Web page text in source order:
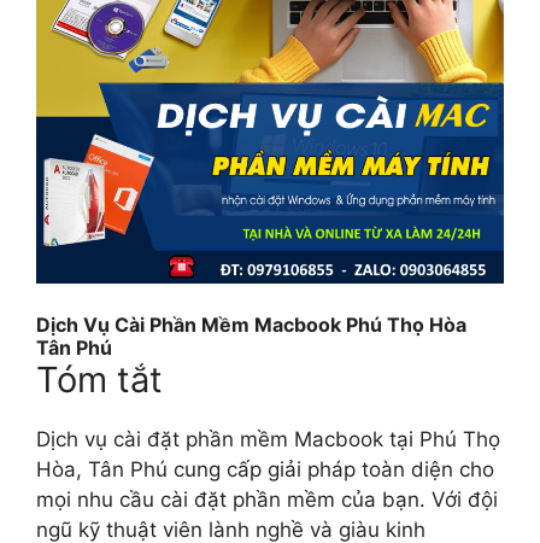
Dịch Vụ Cài Phần Mềm Macbook Phú Thọ Hòa
Tân Phú
Tóm tắt
Dịch vụ cài đặt phần mềm Macbook tại Phú Thọ
Hòa, Tân Phú cung cấp giải pháp toàn diện cho
mọi nhu cầu cài đặt phần mềm của bạn. Với đội
ngũ kỹ thuật viên lành nghề và giàu kinh